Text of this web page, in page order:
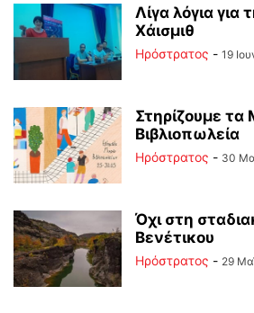
Λίγα λόγια για
Χάισμιθ
Ηρόστρατος - 19
Στηρίζουμε τα
Βιβλιοπωλεία
Ηρόστρατος - 30
Όχι στη
Βενέτικου
Ηρόστρατος - 29